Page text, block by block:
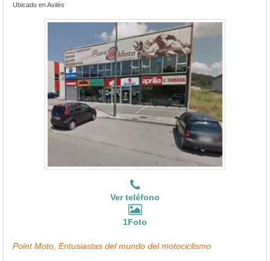
Ubicado en Avilés
Ver teléfono
1Foto
Point Moto, Entusiastas del mundo del motociclismo